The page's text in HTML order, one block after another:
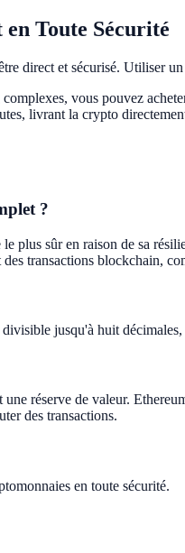
Toute Sécurité
direct et sécurisé. Utiliser
vous pouvez
livrant la crypto
?
plus sûr en raison de sa
transactions blockchain,
jusqu'à huit
réserve de valeur.
des transactions.
en toute sécurité.